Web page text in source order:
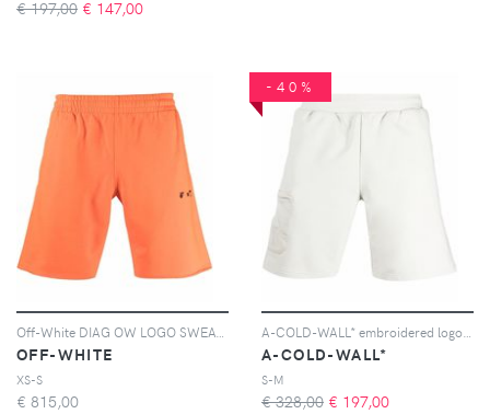
€ 197,00 € 147,00
Off-White DIAG OW LOGO SWEATSHORTS ORANGEADE BLACK - Arancione
OFF-WHITE
XS-S
€ 815,00
-40%
A-COLD-WALL* embroidered logo track shorts - Toni neutri
A-COLD-WALL*
S-M
€ 328,00 € 197,00